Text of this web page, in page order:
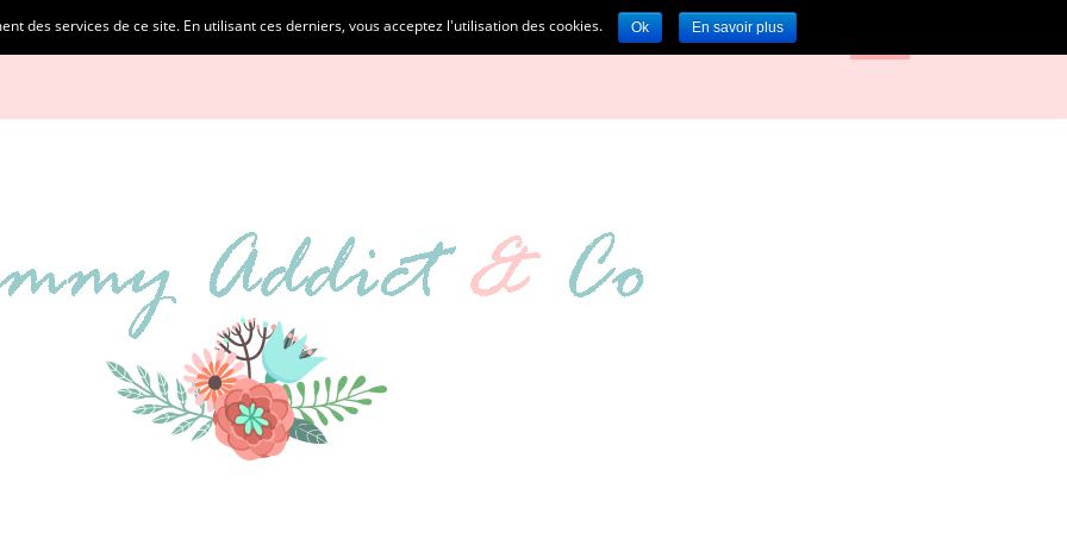
LÉGALES PARTENAIRES CATÉGORIES
des services de ce site. En utilisant ces derniers, vous acceptez l'utilisation des cookies. Ok En savoir plus